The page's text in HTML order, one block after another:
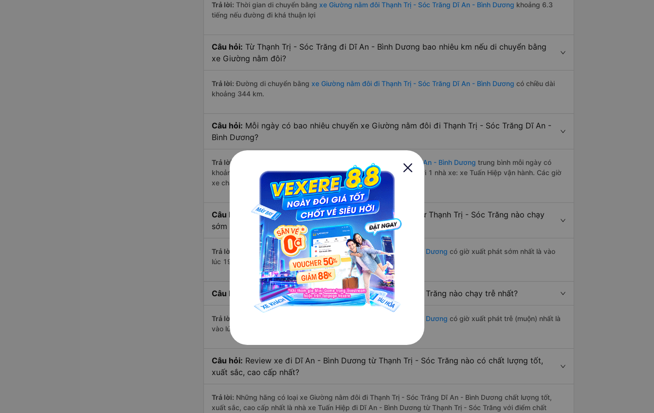
Trả lời: Thời gian di chuyển bằng xe Giường nằm đôi Thạnh Trị - Sóc Trăng Dĩ An - Bình Dương khoảng 6.3
tiếng nếu đường đi khá thuận lợi
Câu hỏi: Từ Thạnh Trị - Sóc Trăng đi Dĩ An - Bình Dương bao nhiêu km nếu di chuyển bằng
xe Giường nằm đôi?
Trả lời: Đường di chuyển bằng xe Giường nằm đôi đi Thạnh Trị - Sóc Trăng Dĩ An - Bình Dương có chiều dài
khoảng 344 km.
Câu hỏi: Mỗi ngày có bao nhiêu chuyến xe Giường nằm đôi đi Thạnh Trị - Sóc Trăng Dĩ An -
Bình Dương?
Trả lời: xe Giường nằm đôi Thạnh Trị - Sóc Trăng Dĩ An - Bình Dương trung bình mỗi ngày có
khoảng 1 chuyến trênVexere.combắt đầu từ 19:50 đến 19:50 bởi 1 nhà xe: xe Tuấn Hiệp vận hành. Các giờ
xe chạy có đầy đủ cả ban ngày, buổi trưa, buổi chiều, ban đêm
Câu hỏi:
Nhà xe Giường nằm đôi đi Dĩ An - Bình Dương từ Thạnh Trị - Sóc Trăng nào chạy
sớm nhất?
Trả lời: ChuyếnGiường nằm đôi Thạnh Trị - Sóc Trăng Dĩ An - Bình Dương có giờ xuất phát sớm nhất là vào
lúc 19:50 là của nhà xe Tuấn Hiệp.
Câu hỏi: Nhà xe đi Dĩ An - Bình Dương từ Thạnh Trị - Sóc Trăng nào chạy trễ nhất?
Trả lời: Giường nằm đôi Thạnh Trị - Sóc Trăng Dĩ An - Bình Dương có giờ xuất phát trễ (muộn) nhất là
vào lúc 19:50 là của nhà xe Tuấn Hiệp.
Câu hỏi: Review xe đi Dĩ An - Bình Dương từ Thạnh Trị - Sóc Trăng nào có chất lượng tốt,
xuất sắc, cao cấp nhất?
Trả lời: Những hãng có loại xe Giường nằm đôi đi Thạnh Trị - Sóc Trăng Dĩ An - Bình Dương chất lượng tốt,
xuất sắc, cao cấp nhất là nhà xe Tuấn Hiệp đi Dĩ An - Bình Dương từ Thạnh Trị - Sóc Trăng với điểm chất